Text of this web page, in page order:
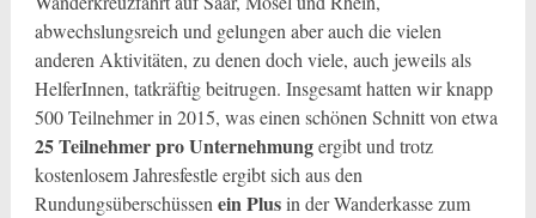
abwechslungsreich und gelungen aber auch die vielen
anderen Aktivitäten, zu denen doch viele, auch jeweils als
HelferInnen, tatkräftig beitrugen. Insgesamt hatten wir knapp
500 Teilnehmer in 2015, was einen schönen Schnitt von etwa
25 Teilnehmer pro Unternehmungergibt und trotz
kostenlosem Jahresfestle ergibt sich aus den
Rundungsüberschüssen ein Plusin der Wanderkasse zum